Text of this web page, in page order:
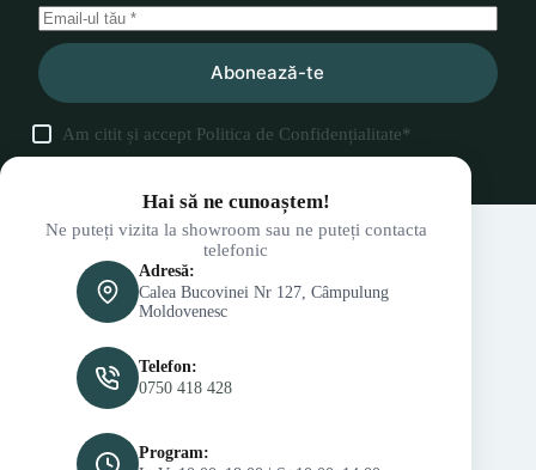
Abonează-te
Am citit și accept Politica de Confidențialitate*
Hai să ne cunoaștem!
Ne puteți vizita la showroom sau ne puteți contacta
telefonic
Adresă:
Calea Bucovinei Nr 127, Câmpulung
Moldovenesc
Telefon:
0750 418 428
Program: